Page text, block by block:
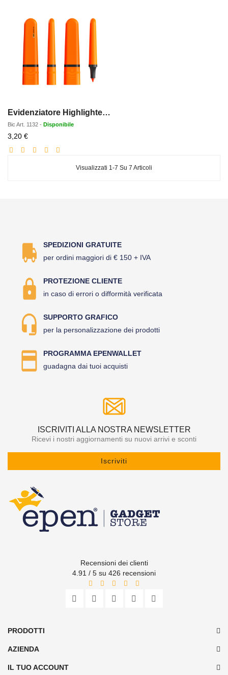
Evidenziatore Highlighter Flat
Bic Art. 1132 - Disponibile
3,20 €Prezzo
scontato
Visualizzati 1-7 Su 7 Articoli
SPEDIZIONI GRATUITE
per ordini maggiori di € 150 + IVA
PROTEZIONE CLIENTE
in caso di errori o difformità verificata
SUPPORTO GRAFICO
per la personalizzazione dei prodotti
PROGRAMMA EPENWALLET
guadagna dai tuoi acquisti
ISCRIVITI ALLA NOSTRA NEWSLETTER
Ricevi i nostri aggiornamenti su nuovi arrivi e sconti
Iscriviti
Recensioni dei clienti
4.91 / 5 su 426 recensioni
PRODOTTI
AZIENDA
IL TUO ACCOUNT